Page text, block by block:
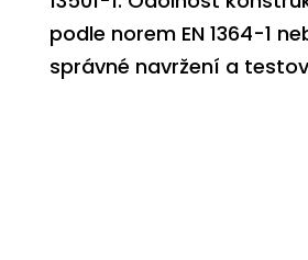
podle norem EN 1364-1
správné navržení a